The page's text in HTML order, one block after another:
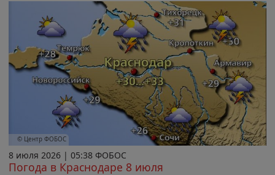
© Центр ФОБОС
8 июля 2026 | 05:38 ФОБОС
Погода в Краснодаре 8 июля